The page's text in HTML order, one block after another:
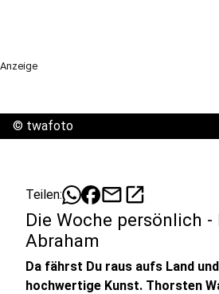
Anzeige
© twafoto
Teilen: mailopen_in_new
Die Woche persönlich -
Abraham
Da fährst Du raus aufs Land
hochwertige Kunst. Thorsten